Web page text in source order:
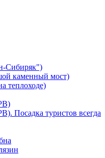
Сибиряк")
каменный мост)
теплоходе)
Посадка туристов всегда